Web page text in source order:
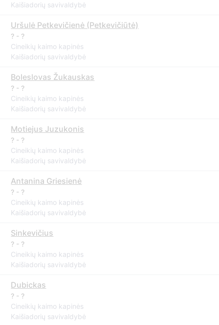
Kaišiadorių savivaldybė
Uršulė Petkevičienė (Petkevičiūtė)
? - ?
Cineikių kaimo kapinės
Kaišiadorių savivaldybė
Boleslovas Žukauskas
? - ?
Cineikių kaimo kapinės
Kaišiadorių savivaldybė
Motiejus Juzukonis
? - ?
Cineikių kaimo kapinės
Kaišiadorių savivaldybė
Antanina Griesienė
? - ?
Cineikių kaimo kapinės
Kaišiadorių savivaldybė
Sinkevičius
? - ?
Cineikių kaimo kapinės
Kaišiadorių savivaldybė
Dubickas
? - ?
Cineikių kaimo kapinės
Kaišiadorių savivaldybė